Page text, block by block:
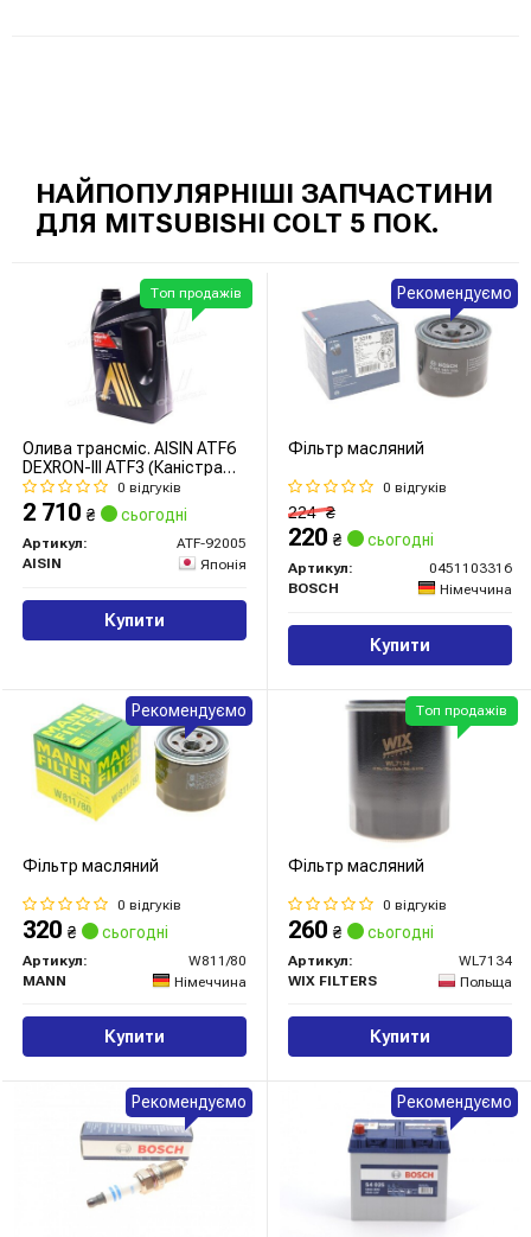
НАЙПОПУЛЯРНІШІ ЗАПЧАСТИНИ
ДЛЯ MITSUBISHI COLT 5 ПОК.
Олива трансміс. AISIN ATF6
DEXRON-III ATF3 (Каністра
5л)
0 відгуків
2 710 ₴ сьогодні
Артикул:
ATF-92005
AISIN
Японія
Купити
Топ продажів
Фільтр масляний
0 відгуків
224₴
220 ₴ сьогодні
Артикул:
0451103316
BOSCH
Німеччина
Купити
Рекомендуємо
Фільтр масляний
0 відгуків
320 ₴ сьогодні
Артикул:
W811/80
MANN
Німеччина
Купити
Рекомендуємо
Фільтр масляний
0 відгуків
260 ₴ сьогодні
Артикул:
WL7134
WIX FILTERS
Польща
Купити
Топ продажів
Рекомендуємо Рекомендуємо